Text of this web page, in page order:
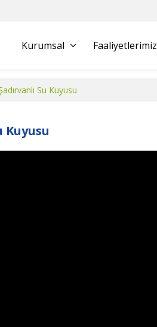
Kurumsal Faaliyetlerimiz
Su Kuyusu
Kuyusu